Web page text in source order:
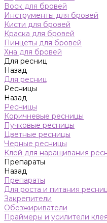
Воск для бровей
Инструменты для бровей
Кисти для бровей
Краска для бровей
Пинцеты для бровей
Хна для бровей
Для ресниц
Назад
Для ресниц
Ресницы
Назад
Ресницы
Коричневые ресницы
Пучковые ресницы
Цветные ресницы
Черные ресницы
Клей для наращивания
Препараты
Назад
Препараты
Для роста и питания
Закрепители
Обезжириватели
Праймеры и усилители клея